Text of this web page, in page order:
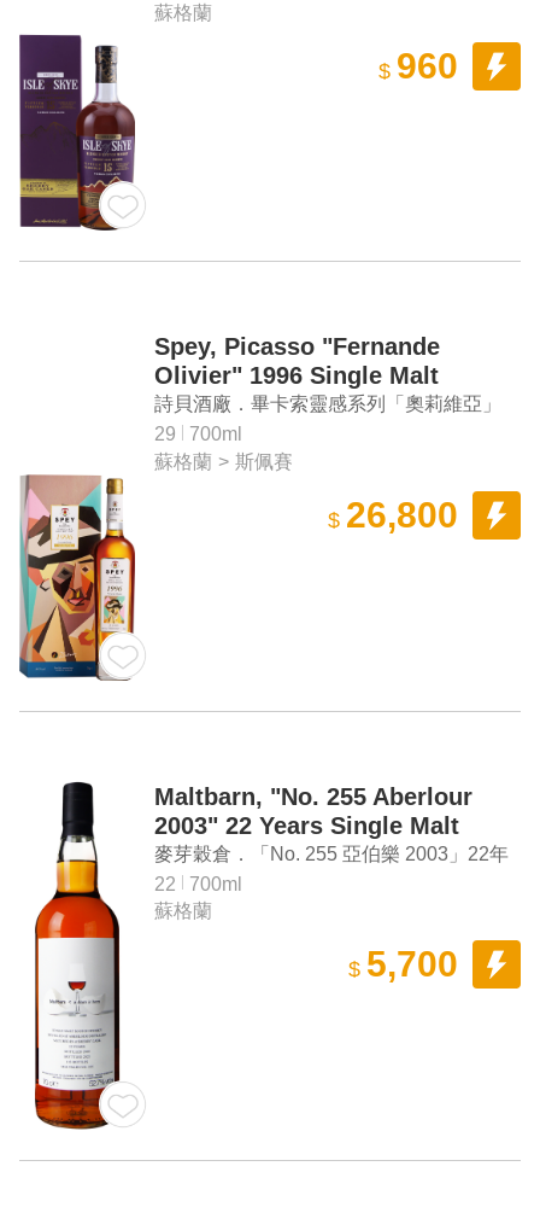
蘇格蘭
$ 960
Spey, Picasso "Fernande
Olivier" 1996 Single Malt
Scotch Whisky
詩貝酒廠．畢卡索靈感系列「奧莉維亞」
1996 單一麥芽蘇格蘭威士忌
29
700ml
蘇格蘭 > 斯佩賽
$ 26,800
Maltbarn, "No. 255 Aberlour
2003" 22 Years Single Malt
Scotch Whisky
麥芽穀倉．「No. 255 亞伯樂 2003」22年
單一麥芽蘇格蘭威士忌
22
700ml
蘇格蘭
$ 5,700